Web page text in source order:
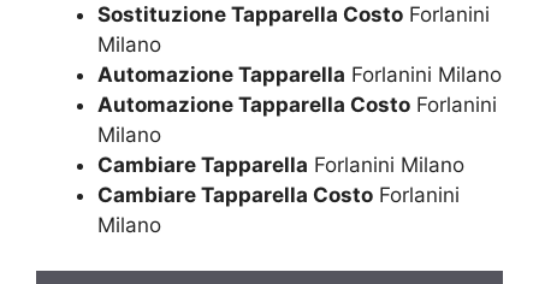
Sostituzione Tapparella Costo Forlanini
Milano
Automazione Tapparella Forlanini Milano
Automazione Tapparella Costo Forlanini
Milano
Cambiare Tapparella Forlanini Milano
Cambiare Tapparella Costo Forlanini
Milano